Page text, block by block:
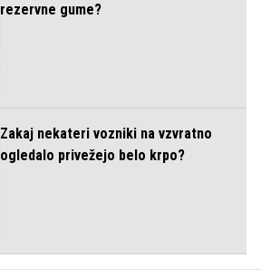
rezervne gume?
Zakaj nekateri vozniki na vzvratno
ogledalo privežejo belo krpo?